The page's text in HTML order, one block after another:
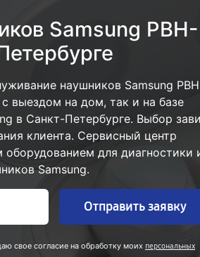
Samsung PBH-
наушников Samsung
выездом на дом, так и на базе
в Санкт-Петербурге. Выбор
клиента. Сервисный центр
для диагностики
Samsung.
Отправить заявку
свое согласие на обработку моих персональных